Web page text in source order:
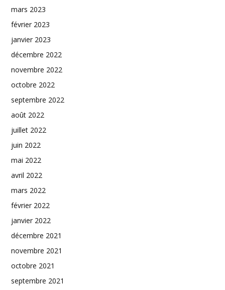
mars 2023
février 2023
janvier 2023
décembre 2022
novembre 2022
octobre 2022
septembre 2022
août 2022
juillet 2022
juin 2022
mai 2022
avril 2022
mars 2022
février 2022
janvier 2022
décembre 2021
novembre 2021
octobre 2021
septembre 2021